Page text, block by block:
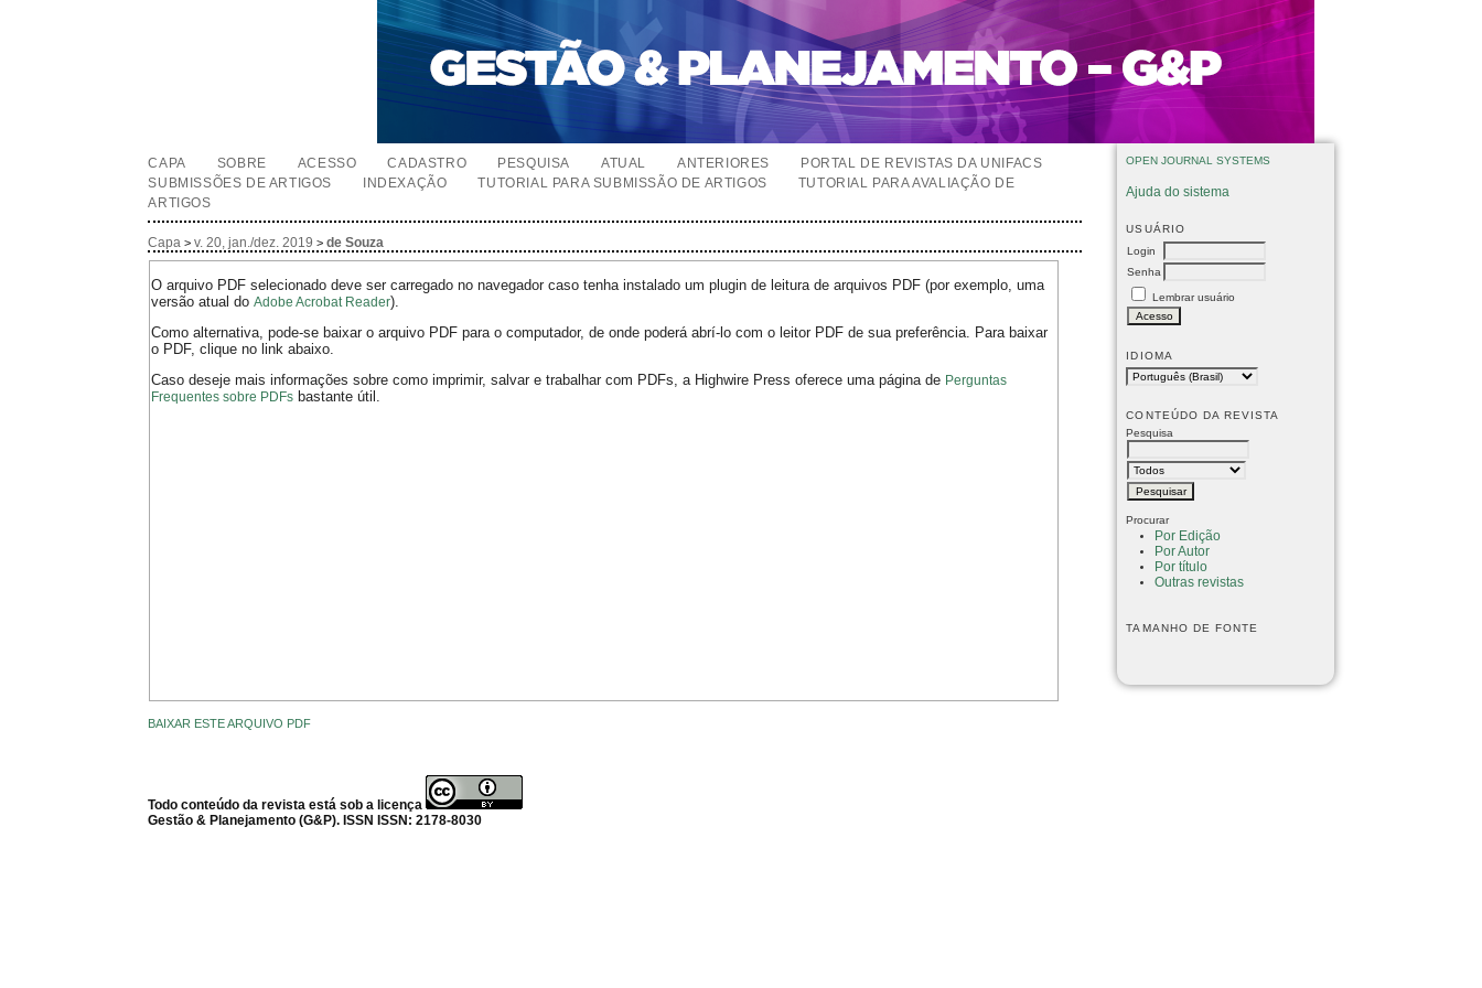
OPEN JOURNAL SYSTEMS
Ajuda do sistema
USUÁRIO
Login
Senha
Lembrar usuário
IDIOMA
CONTEÚDO DA REVISTA
Pesquisa
Procurar
Por Edição
Por Autor
Por título
Outras revistas
TAMANHO DE FONTE
CAPA SOBRE ACESSO CADASTRO PESQUISA ATUAL ANTERIORES
PORTAL DE REVISTAS DA UNIFACS
SUBMISSÕES DE ARTIGOS
INDEXAÇÃO TUTORIAL PARA SUBMISSÃO DE ARTIGOS
TUTORIAL PARA AVALIAÇÃO DE
ARTIGOS
Capa >v. 20, jan./dez. 2019 >de Souza
O arquivo PDF selecionado deve ser carregado no navegador caso tenha instalado um plugin de leitura de arquivos PDF (por exemplo, uma
versão atual doAdobe Acrobat Reader).
Como alternativa, pode-se baixar o arquivo PDF para o computador, de onde poderá abrí-lo com o leitor PDF de sua preferência. Para baixar
o PDF, clique no link abaixo.
Caso deseje mais informações sobre como imprimir, salvar e trabalhar com PDFs, a Highwire Press oferece uma página de Perguntas
Frequentes sobre PDFs bastante útil.
BAIXAR ESTE ARQUIVO PDF
Todo conteúdo da revista está sob a licença
Gestão & Planejamento (G&P). ISSN ISSN: 2178-8030